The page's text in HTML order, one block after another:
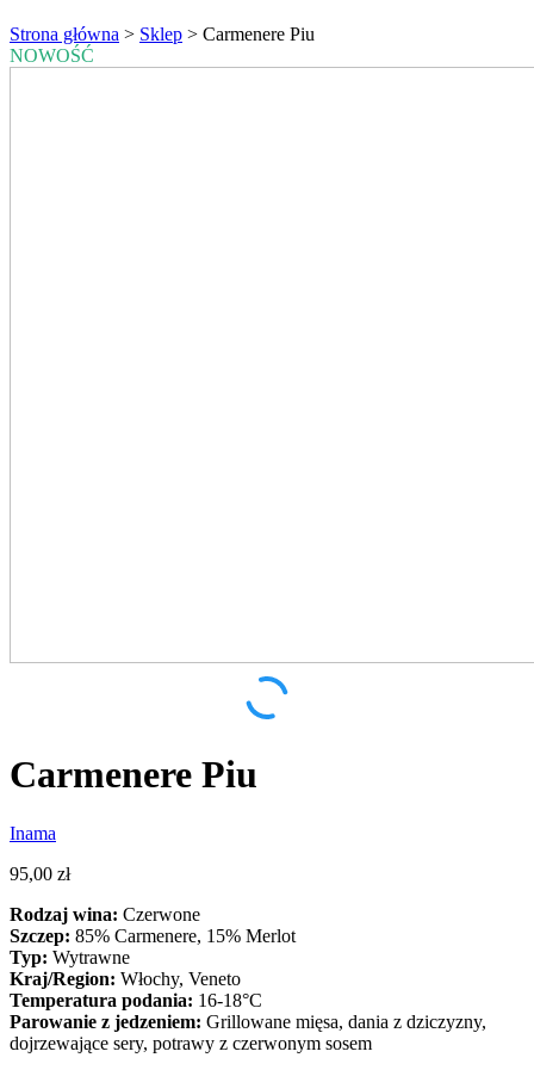
Strona główna > Sklep > Carmenere Piu
NOWOŚĆ
Carmenere Piu
Inama
95,00 zł
Rodzaj wina: Czerwone
Szczep: 85% Carmenere, 15% Merlot
Typ: Wytrawne
Kraj/Region: Włochy, Veneto
Temperatura podania: 16-18°C
Parowanie z jedzeniem: Grillowane mięsa, dania z dziczyzny,
dojrzewające sery, potrawy z czerwonym sosem